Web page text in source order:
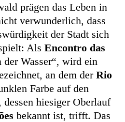
prägen das Leben in
verwunderlich, dass
der Stadt sich
Als Encontro das
der Wasser“, wird ein
an dem der Rio
Farbe auf den
hiesiger Oberlauf
bekannt ist, trifft. Das